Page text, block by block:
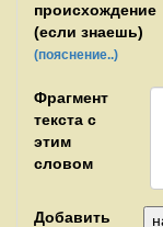
происхождение
(если знаешь)
(пояснение..)
Фрагмент
текста с
этим
словом
Добавить